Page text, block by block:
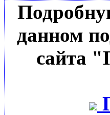
данном
сайта